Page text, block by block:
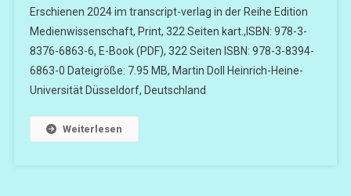
Erschienen 2024 im transcript-verlag in der Reihe Edition
Medienwissenschaft, Print, 322 Seiten kart.,ISBN: 978-3-
8376-6863-6, E-Book (PDF), 322 Seiten ISBN: 978-3-8394-
6863-0 Dateigröße: 7.95 MB, Martin Doll Heinrich-Heine-
Universität Düsseldorf, Deutschland
Weiterlesen